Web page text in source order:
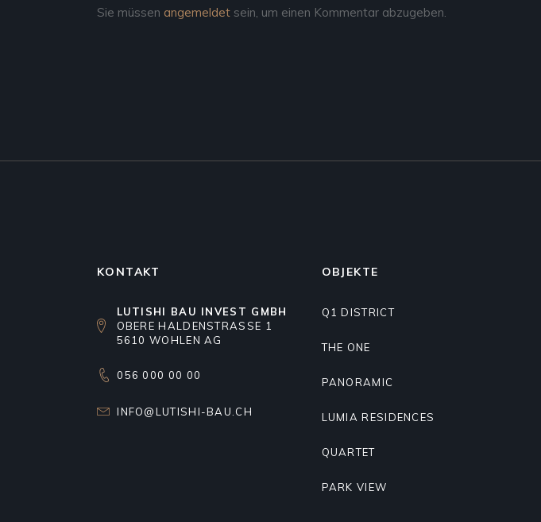
Sie müssen angemeldet sein, um einen Kommentar abzugeben.
KONTAKT
LUTISHI BAU INVEST GMBH
OBERE HALDENSTRASSE 1
5610 WOHLEN AG
056 000 00 00
INFO@LUTISHI-BAU.CH
OBJEKTE
Q1 DISTRICT
THE ONE
PANORAMIC
LUMIA RESIDENCES
QUARTET
PARK VIEW